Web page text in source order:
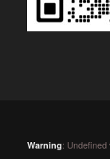
Warning: